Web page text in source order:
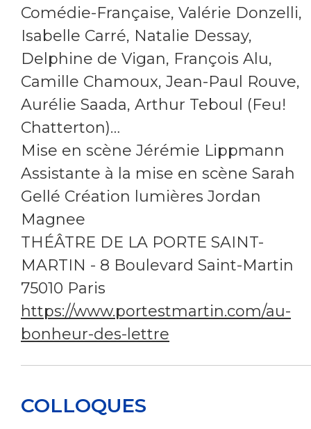
Comédie-Française, Valérie Donzelli,
Isabelle Carré, Natalie Dessay,
Delphine de Vigan, François Alu,
Camille Chamoux, Jean-Paul Rouve,
Aurélie Saada, Arthur Teboul (Feu!
Chatterton)…
Mise en scène Jérémie Lippmann
Assistante à la mise en scène Sarah
Gellé Création lumières Jordan
Magnee
THÉÂTRE DE LA PORTE SAINT-
MARTIN - 8 Boulevard Saint-Martin
75010 Paris
https://www.portestmartin.com/au-
bonheur-des-lettre
COLLOQUES